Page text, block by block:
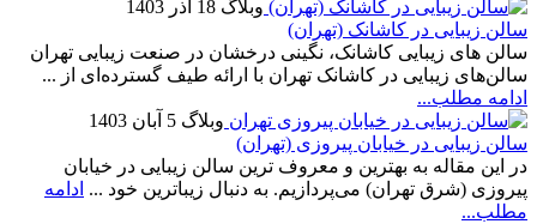
وبلاگ 18 آذر 1403
سالن زیبایی در کاشانک (تهران)
سالن های زیبایی کاشانک، نگینی درخشان در صنعت زیبایی تهران
سالن‌های زیبایی در کاشانک تهران با ارائه طیف گسترده‌ای از ...
ادامه مطلب...
وبلاگ 5 آبان 1403
سالن زیبایی در خیابان پیروزی (تهران)
در این مقاله به بهترین و معروف ترین سالن زیبایی در خیابان
پیروزی (شرق تهران) می‌پردازیم. به دنبال زیباترین خود ... ادامه
مطلب...